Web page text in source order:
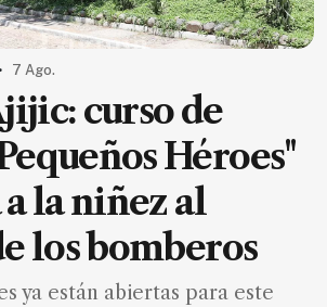
. 7 Ago.
curso de
Héroes"
la niñez al
los bomberos
ya están abiertas para este